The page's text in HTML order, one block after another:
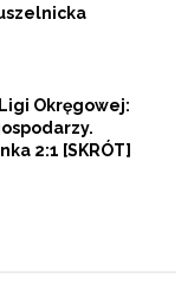
Okręgowej:
2:1 [SKRÓT]